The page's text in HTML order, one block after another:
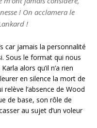
! On acclamera le
!
car jamais la personnalité
Sous le format qui nous
alors qu’il n’a rien
en silence la mort de
relève l’absence de Wood
de base, son rôle de
au sujet d’un voleur